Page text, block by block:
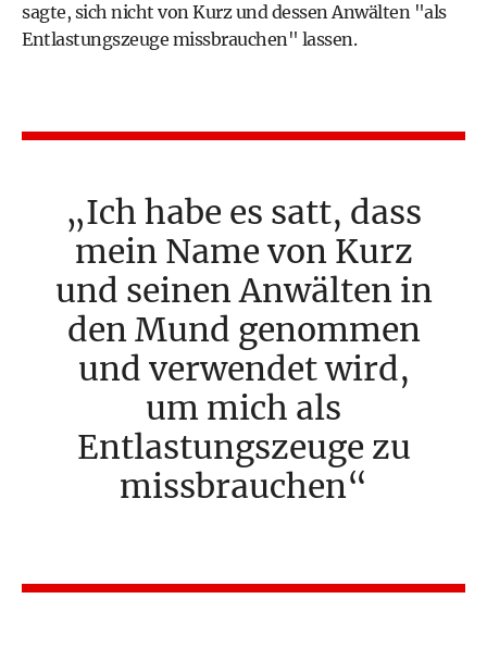
sagte, sich nicht von Kurz und dessen Anwälten "als
Entlastungszeuge missbrauchen" lassen.
Ich habe es satt, dass
mein Name von Kurz
und seinen Anwälten in
den Mund genommen
und verwendet wird,
um mich als
Entlastungszeuge zu
missbrauchen